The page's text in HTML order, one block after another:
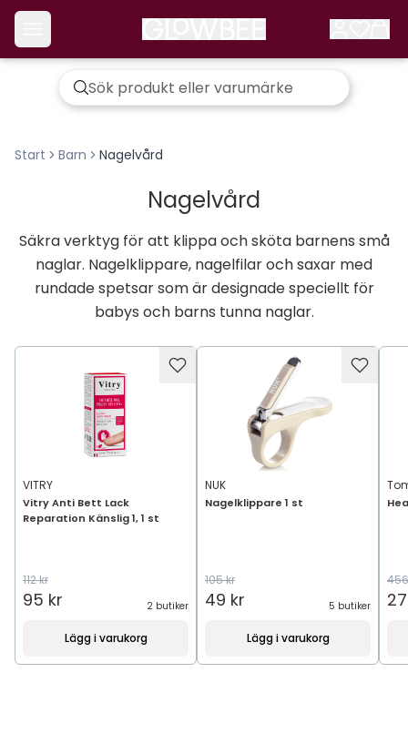
Start Barn Nagelvård
Nagelvård
Säkra verktyg för att klippa och sköta barnens små
naglar. Nagelklippare, nagelfilar och saxar med
rundade spetsar som är designade speciellt för
babys och barns tunna naglar.
VITRY
Vitry Anti Bett Lack
Reparation Känslig 1, 1 st
112 kr
95 kr 2 butiker
Lägg i varukorg
NUK
Nagelklippare 1 st
105 kr
49 kr 5 butiker
Lägg i varukorg